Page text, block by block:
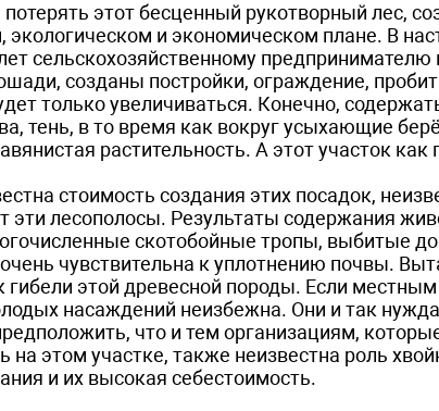
этот бесценный рукотворный лес,
экологическом и экономическом плане. В
сельскохозяйственному предпринимателю
созданы постройки, ограждение,
только увеличиваться. Конечно,
тень, в то время как вокруг усыхающие
растительность. А этот участок
стоимость создания этих посадок,
эти лесополосы. Результаты содержания
скотобойные тропы, выбитые
чувствительна к уплотнению почвы.
гибели этой древесной породы. Если
насаждений неизбежна. Они и так
что и тем организациям,
на этом участке, также неизвестна роль
и их высокая себестоимость.